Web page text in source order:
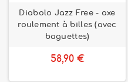
Diabolo Jazz Free - axe
roulement à billes (avec
baguettes)
58,90 €